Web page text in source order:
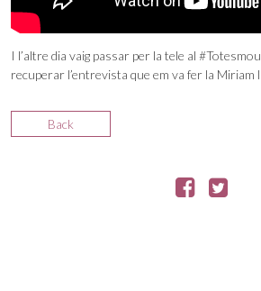
I l’altre dia vaig passar per la tele al
recuperar l’entrevista que em va fer la Miriam
Back